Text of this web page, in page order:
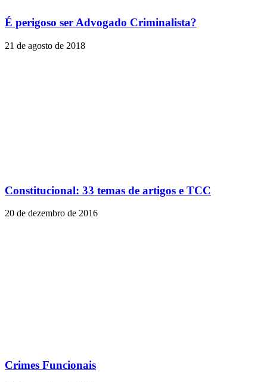
É perigoso ser Advogado Criminalista?
21 de agosto de 2018
Constitucional: 33 temas de artigos e TCC
20 de dezembro de 2016
Crimes Funcionais